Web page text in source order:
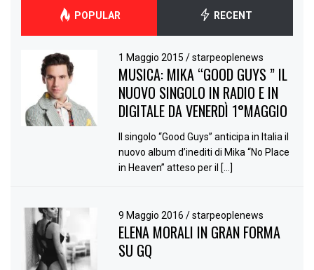
POPULAR RECENT
1 Maggio 2015/ starpeoplenews
MUSICA: MIKA “GOOD GUYS ” IL
NUOVO SINGOLO IN RADIO E IN
DIGITALE DA VENERDÌ 1°MAGGIO
Il singolo “Good Guys” anticipa in Italia il
nuovo album d’inediti di Mika “No Place
in Heaven” atteso per il […]
9 Maggio 2016/ starpeoplenews
ELENA MORALI IN GRAN FORMA
SU GQ